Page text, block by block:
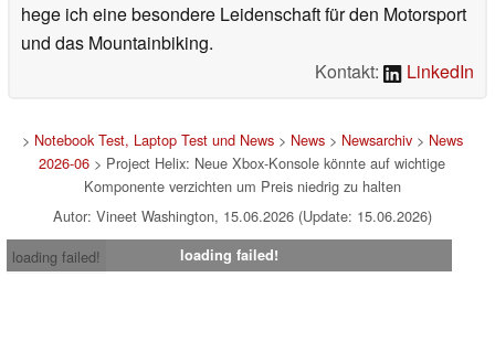
hege ich eine besondere Leidenschaft für den Motorsport
und das Mountainbiking.
Kontakt:
LinkedIn
> Notebook Test, Laptop Test und News> News> Newsarchiv> News
2026-06 > Project Helix: Neue Xbox-Konsole könnte auf wichtige
Komponente verzichten um Preis niedrig zu halten
Autor: Vineet Washington, 15.06.2026 (Update: 15.06.2026)
loading failed!
loading failed!